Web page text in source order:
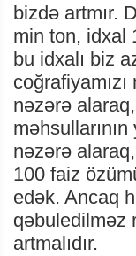
bizdə artmır.
min ton, idxal
bu idxalı biz
nəzərə
nəzərə
100 faiz
edək. Ancaq
qəbuledilməz
artmalıdır.